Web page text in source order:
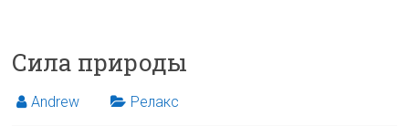
Сила природы
Andrew Релакс